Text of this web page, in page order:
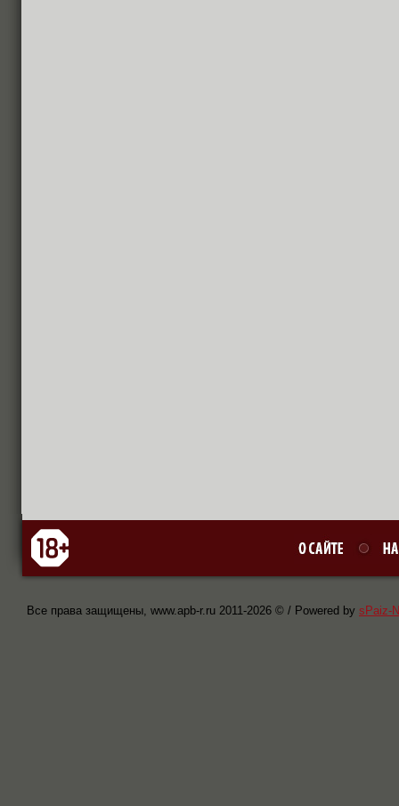
Все права защищены, www.apb-r.ru 2011-2026 © / Powered by sPaiz-